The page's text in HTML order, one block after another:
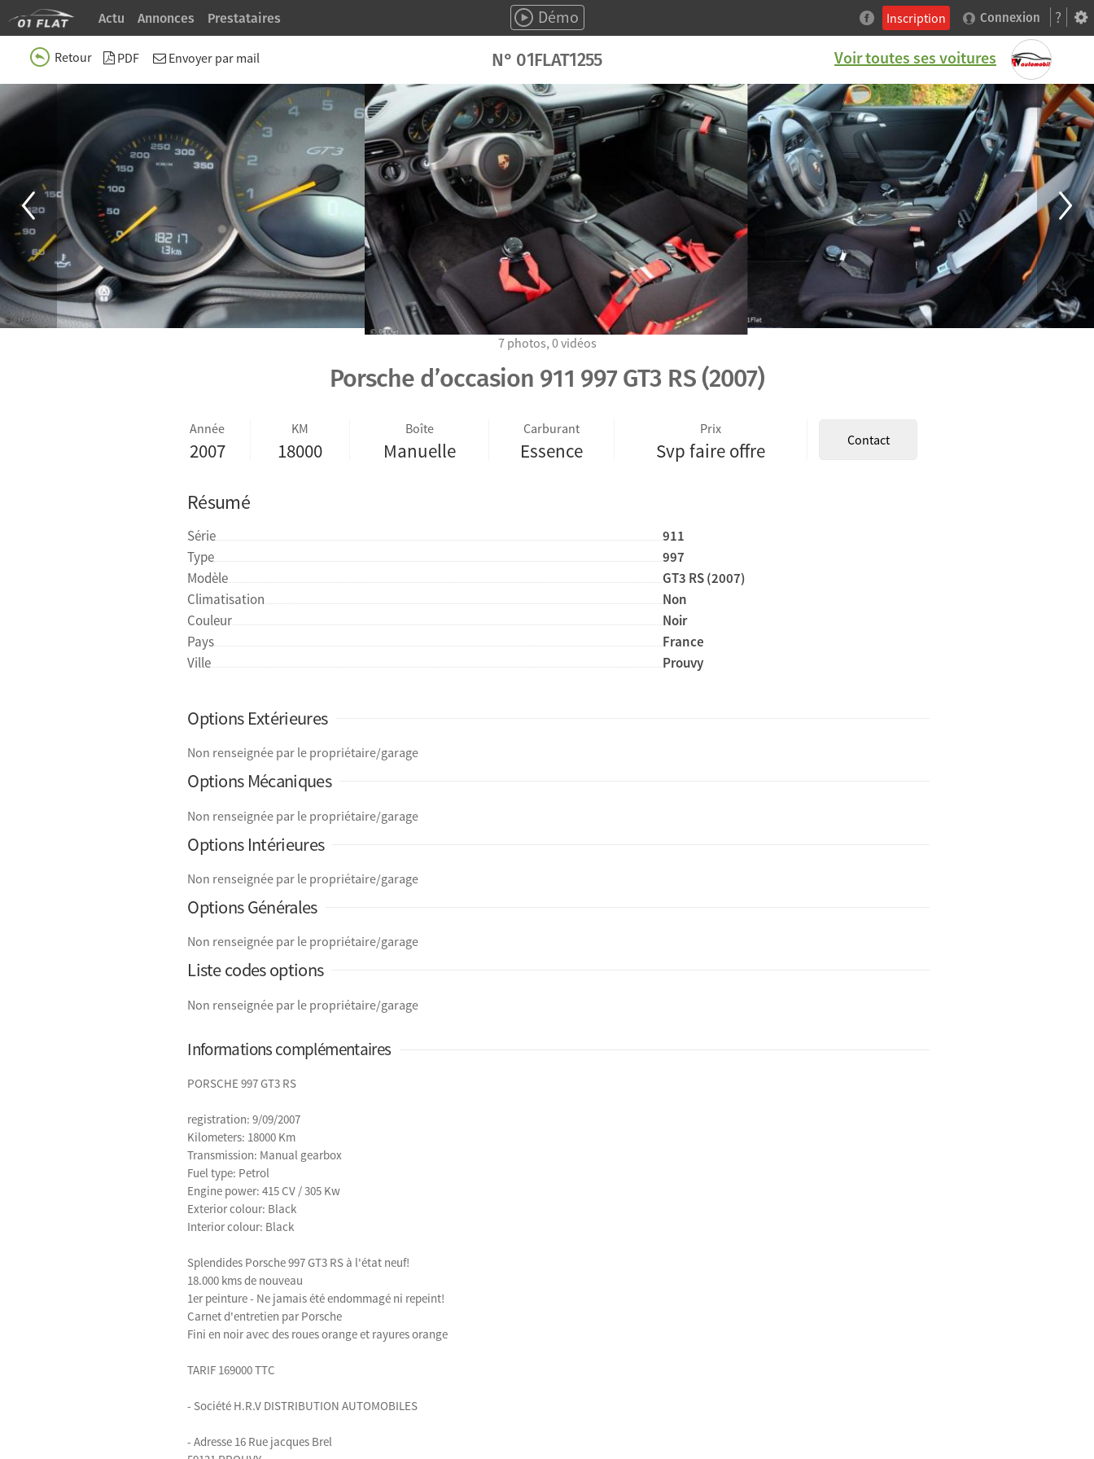
?
Actu Annonces Prestataires Inscription
Démo Connexion
Retour PDF Envoyer par mail N° 01FLAT1255 Voir toutes ses voitures
7 photos, 0 vidéos
Porsche d’occasion 911 997 GT3 RS (2007)
Année
2007
KM
18000
Boîte
Manuelle
Carburant
Essence
Prix
Svp faire offre Contact
Résumé
Série
911
Type
997
Modèle
GT3 RS (2007)
Climatisation
Non
Couleur
Noir
Pays
France
Ville
Prouvy
Options Extérieures
Non renseignée par le propriétaire/garage
Options Mécaniques
Non renseignée par le propriétaire/garage
Options Intérieures
Non renseignée par le propriétaire/garage
Options Générales
Non renseignée par le propriétaire/garage
Liste codes options
Non renseignée par le propriétaire/garage
Informations complémentaires
PORSCHE 997 GT3 RS
registration: 9/09/2007
Kilometers: 18000 Km
Transmission: Manual gearbox
Fuel type: Petrol
Engine power: 415 CV / 305 Kw
Exterior colour: Black
Interior colour: Black
Splendides Porsche 997 GT3 RS à l'état neuf!
18.000 kms de nouveau
1er peinture - Ne jamais été endommagé ni repeint!
Carnet d'entretien par Porsche
Fini en noir avec des roues orange et rayures orange
TARIF 169000 TTC
- Société H.R.V DISTRIBUTION AUTOMOBILES
- Adresse 16 Rue jacques Brel